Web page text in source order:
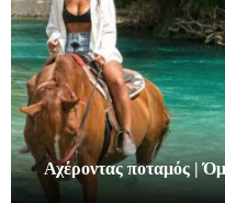
Αχέροντας ποταμός |